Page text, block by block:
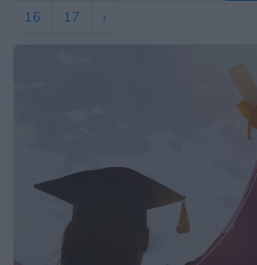
16
17 ›